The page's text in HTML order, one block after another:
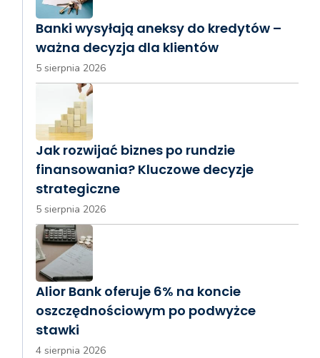
Banki wysyłają aneksy do kredytów –
ważna decyzja dla klientów
5 sierpnia 2026
Jak rozwijać biznes po rundzie
finansowania? Kluczowe decyzje
strategiczne
5 sierpnia 2026
Alior Bank oferuje 6% na koncie
oszczędnościowym po podwyżce
stawki
4 sierpnia 2026